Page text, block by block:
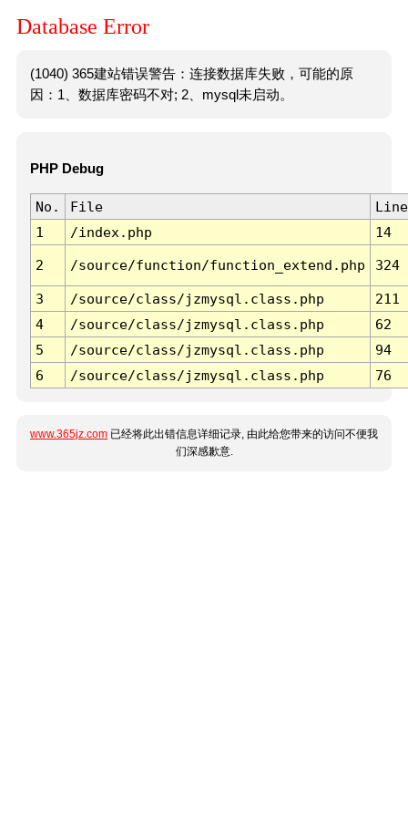
Database Error
(1040) 365建站错误警告：连接数据库失败，可能的原
因：1、数据库密码不对; 2、mysql未启动。
PHP Debug
No. File
Line
1
/index.php 14
2 /source/function/function_extend.php 324
3 /source/class/jzmysql.class.php
211
4
/source/class/jzmysql.class.php
62
5
/source/class/jzmysql.class.php
94
6
/source/class/jzmysql.class.php 76
www.365jz.com 已经将此出错信息详细记录, 由此给您带来的访问不便我
们深感歉意.